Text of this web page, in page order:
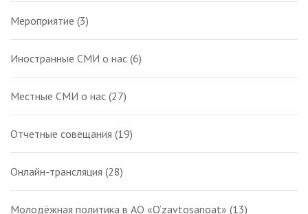
Мероприятие (3)
Иностранные СМИ о нас (6)
Местные СМИ о нас (27)
Отчетные совещания (19)
Онлайн-трансляция (28)
Молодёжная политика в АО «O‘zavtosanoat» (13)